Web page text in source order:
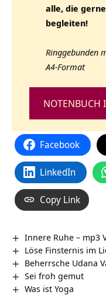
alle, die
begleiten!
Ringgebunden
A4-Format
NOTENBUCH
Facebook
LinkedIn
Copy Link
Innere Ruhe –
Löse Finsternis im
Beherrsche Udana
Sei froh gemut
Was ist Yoga